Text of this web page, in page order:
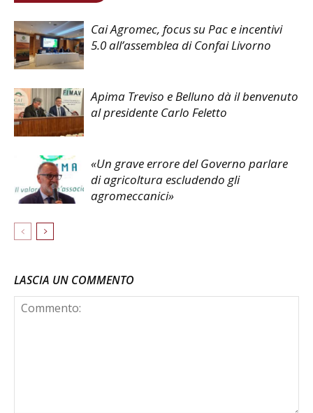
Cai Agromec, focus su Pac e incentivi
5.0 all’assemblea di Confai Livorno
Apima Treviso e Belluno dà il benvenuto
al presidente Carlo Feletto
«Un grave errore del Governo parlare
di agricoltura escludendo gli
agromeccanici»
LASCIA UN COMMENTO